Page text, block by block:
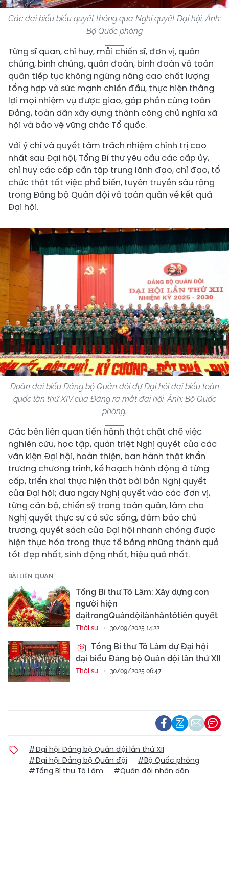
Các đại biểu biểu quyết thông qua Nghị quyết Đại hội. Ảnh:
Bộ Quốc phòng
Từng sĩ quan, chỉ huy, mỗi chiến sĩ, đơn vị, quân
chủng, binh chủng, quân đoàn, binh đoàn và toàn
quân tiếp tục không ngừng nâng cao chất lượng
tổng hợp và sức mạnh chiến đấu, thực hiện thắng
lợi mọi nhiệm vụ được giao, góp phần cùng toàn
Đảng, toàn dân xây dựng thành công chủ nghĩa xã
hội và bảo vệ vững chắc Tổ quốc.
Với ý chí và quyết tâm trách nhiệm chính trị cao
nhất sau Đại hội, Tổng Bí thư yêu cầu các cấp ủy,
chỉ huy các cấp cần tập trung lãnh đạo, chỉ đạo, tổ
chức thật tốt việc phổ biến, tuyên truyền sâu rộng
trong Đảng bộ Quân đội và toàn quân về kết quả
Đại hội.
Đoàn đại biểu Đảng bộ Quân đội dự Đại hội đại biểu toàn
quốc lần thứ XIV của Đảng ra mắt đại hội. Ảnh: Bộ Quốc
phòng.
Các bên liên quan tiến hành thật chặt chẽ việc
nghiên cứu, học tập, quán triệt Nghị quyết của các
văn kiện Đại hội, hoàn thiện, ban hành thật khẩn
trương chương trình, kế hoạch hành động ở từng
cấp, triển khai thực hiện thật bài bản Nghị quyết
của Đại hội; đưa ngay Nghị quyết vào các đơn vị,
từng cán bộ, chiến sỹ trong toàn quân, làm cho
Nghị quyết thực sự có sức sống, đảm bảo chủ
trương, quyết sách của Đại hội nhanh chóng được
hiện thực hóa trong thực tế bằng những thành quả
tốt đẹp nhất, sinh động nhất, hiệu quả nhất.
BÀI LIÊN QUAN
Tổng Bí thư Tô Lâm: Xây dựng con
người hiện
đạitrongQuânđộilànhântốtiên quyết
Thời sự 30/09/2025 14:22
Tổng Bí thư Tô Lâm dự Đại hội
đại biểu Đảng bộ Quân đội lần thứ XII
Thời sự 30/09/2025 06:47
#Đại hội Đảng bộ Quân đội lần thứ XII
#Đại hội Đảng bộ Quân đội
#Bộ Quốc phòng
#Tổng Bí thư Tô Lâm
#Quân đội nhân dân